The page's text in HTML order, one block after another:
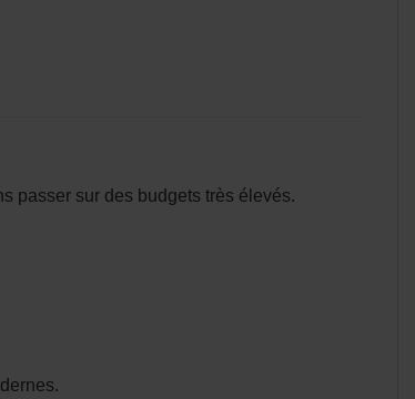
passer sur des budgets très élevés.